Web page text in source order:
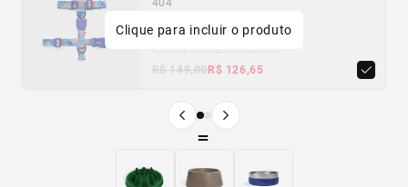
PP P M G
R$ 149,00R$ 126,65
PP P M G
R$ 149,00R$ 126,65
Clique para incluir o produto
Produto anterior
Próximo produto
=